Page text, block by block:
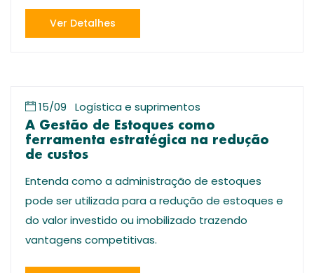
Ver Detalhes
15/09 Logística e suprimentos
A Gestão de Estoques como
ferramenta estratégica na redução
de custos
Entenda como a administração de estoques
pode ser utilizada para a redução de estoques e
do valor investido ou imobilizado trazendo
vantagens competitivas.